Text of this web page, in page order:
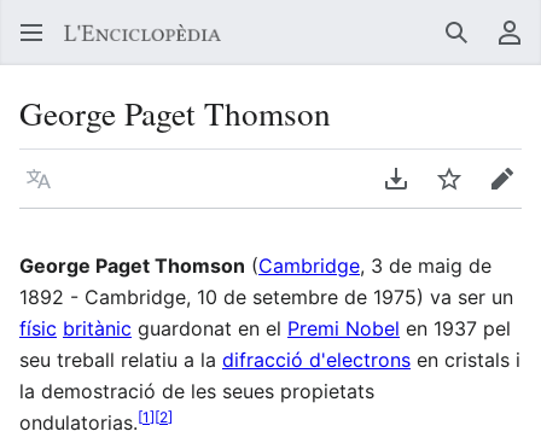
Buscar
George Paget Thomson
Llegir en un atre idioma Descarregar en
Vigilar
George Paget Thomson (Cambridge, 3 de maig de
1892 - Cambridge, 10 de setembre de 1975) va ser un
físic britànic guardonat en el Premi Nobel en 1937 pel
seu treball relatiu a la difracció d'electrons en cristals i
la demostració de les seues propietats
ondulatorias.[1][2]